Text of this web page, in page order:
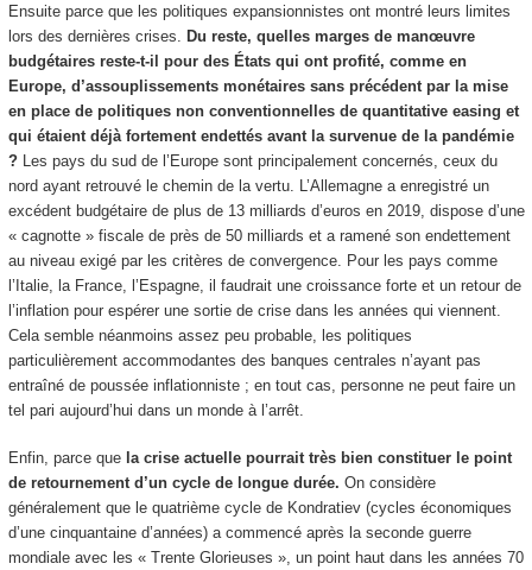
Ensuite parce que les politiques expansionnistes ont montré leurs limites
lors des dernières crises. Du reste, quelles marges de manœuvre
budgétaires reste-t-il pour des États qui ont profité, comme en
Europe, d’assouplissements monétaires sans précédent par la mise
en place de politiques non conventionnelles de quantitative easing et
qui étaient déjà fortement endettés avant la survenue de la pandémie
?Les pays du sud de l’Europe sont principalement concernés, ceux du
nord ayant retrouvé le chemin de la vertu. L’Allemagne a enregistré un
excédent budgétaire de plus de 13 milliards d’euros en 2019, dispose d’une
« cagnotte » fiscale de près de 50 milliards et a ramené son endettement
au niveau exigé par les critères de convergence. Pour les pays comme
l’Italie, la France, l’Espagne, il faudrait une croissance forte et un retour de
l’inflation pour espérer une sortie de crise dans les années qui viennent.
Cela semble néanmoins assez peu probable, les politiques
particulièrement accommodantes des banques centrales n’ayant pas
entraîné de poussée inflationniste ; en tout cas, personne ne peut faire un
tel pari aujourd’hui dans un monde à l’arrêt.
Enfin, parce que la crise actuelle pourrait très bien constituer le point
de retournement d’un cycle de longue durée. On considère
généralement que le quatrième cycle de Kondratiev (cycles économiques
d’une cinquantaine d’années) a commencé après la seconde guerre
mondiale avec les « Trente Glorieuses », un point haut dans les années 70